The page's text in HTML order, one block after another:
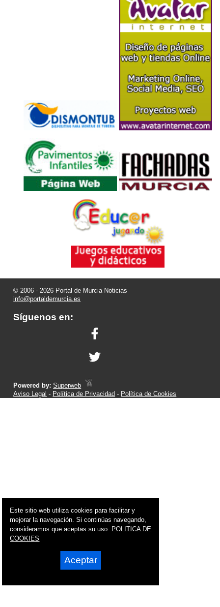
© 2006 - 2026 Portal de Murcia Noticias
info@portaldemurcia.es
Síguenos en:
Powered by:Superweb
Aviso Legal - Política de Privacidad - Política de Cookies
Este sitio web utiliza cookies para facilitar y
mejorar la navegación. Si continúas navegando,
consideramos que aceptas su uso. POLITICA DE
COOKIES
Aceptar